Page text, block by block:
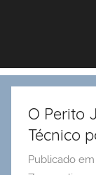
O Perito
Técnico
Publicado em